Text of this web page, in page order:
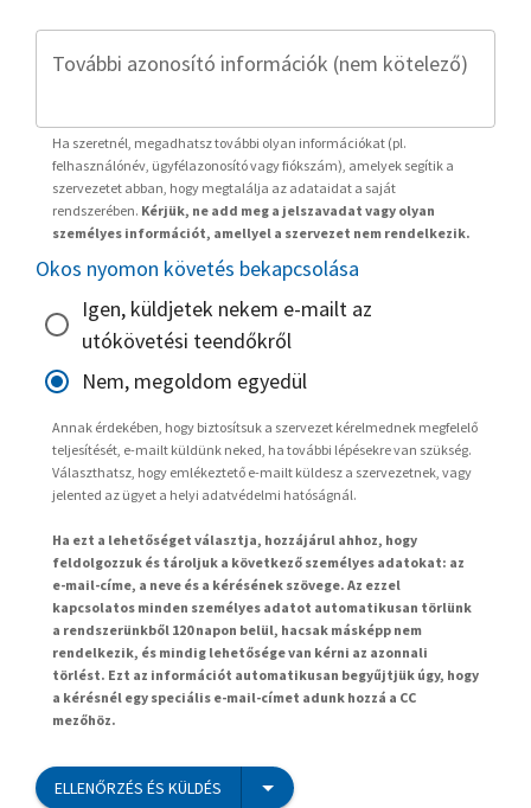
További azonosító információk (nem kötelező)
Ha szeretnél, megadhatsz további olyan információkat (pl.
felhasználónév, ügyfélazonosító vagy fiókszám), amelyek segítik a
szervezetet abban, hogy megtalálja az adataidat a saját
rendszerében. Kérjük, ne add meg a jelszavadat vagy olyan
személyes információt, amellyel a szervezet nem rendelkezik.
Okos nyomon követés bekapcsolása
Igen, küldjetek nekem e-mailt az
utókövetési teendőkről
Nem, megoldom egyedül
Annak érdekében, hogy biztosítsuk a szervezet kérelmednek megfelelő
teljesítését, e-mailt küldünk neked, ha további lépésekre van szükség.
Választhatsz, hogy emlékeztető e-mailt küldesz a szervezetnek, vagy
jelented az ügyet a helyi adatvédelmi hatóságnál.
Ha ezt a lehetőséget választja, hozzájárul ahhoz, hogy
feldolgozzuk és tároljuk a következő személyes adatokat: az
e-mail-címe, a neve és a kérésének szövege. Az ezzel
kapcsolatos minden személyes adatot automatikusan törlünk
a rendszerünkből 120 napon belül, hacsak másképp nem
rendelkezik, és mindig lehetősége van kérni az azonnali
törlést. Ezt az információt automatikusan begyűjtjük úgy, hogy
a kérésnél egy speciális e-mail-címet adunk hozzá a CC
mezőhöz.
ELLENŐRZÉS ÉS KÜLDÉS